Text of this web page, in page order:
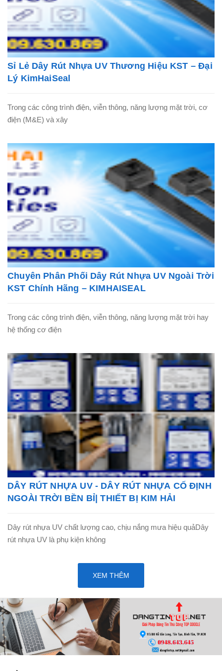
Sỉ Lẻ Dây Rút Nhựa UV Thương Hiệu KST – Đại
Lý KimHaiSeal
Trong các công trình điện, viễn thông, năng lượng mặt trời, cơ
điện (M&E) và xây
Chuyên Phân Phối Dây Rút Nhựa UV Ngoài Trời
KST Chính Hãng – KIMHAISEAL
Trong các công trình điện, viễn thông, năng lượng mặt trời hay
hệ thống cơ điện
DÂY RÚT NHỰA UV - DÂY RÚT NHỰA CỐ ĐỊNH
NGOÀI TRỜI BỀN BỈ| THIẾT BỊ KIM HẢI
Dây rút nhựa UV chất lượng cao, chịu nắng mưa hiệu quảDây
rút nhựa UV là phụ kiện không
XEM THÊM